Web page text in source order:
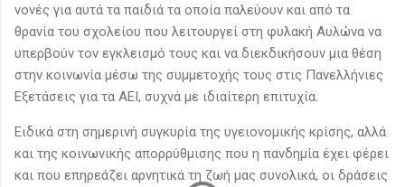
νονές για αυτά τα παιδιά τα οποία παλεύουν και από τα
θρανία του σχολείου που λειτουργεί στη φυλακή Αυλώνα να
υπερβούν τον εγκλεισμό τους και να διεκδικήσουν μια θέση
στην κοινωνία μέσω της συμμετοχής τους στις Πανελλήνιες
Εξετάσεις για τα ΑΕΙ, συχνά με ιδιαίτερη επιτυχία.
Ειδικά στη σημερινή συγκυρία της υγειονομικής κρίσης, αλλά
και της κοινωνικής απορρύθμισης που η πανδημία έχει φέρει
και που επηρεάζει αρνητικά τη ζωή μας συνολικά, οι δράσεις